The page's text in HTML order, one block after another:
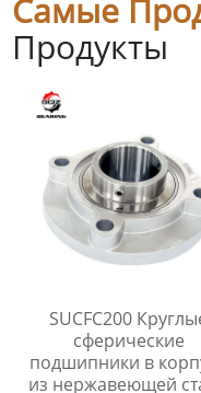
Самые
Продукты
SUCFC200
сферические
подшипники в
из нержавеющей